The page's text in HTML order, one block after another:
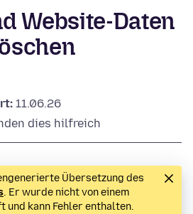
Website-Daten
11.06.26
dies hilfreich
Übersetzung des
. Er wurde nicht von einem
und kann Fehler enthalten.